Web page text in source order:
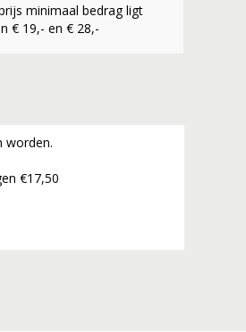
minimaal bedrag ligt
€ 19,- en € 28,-
worden.
€17,50